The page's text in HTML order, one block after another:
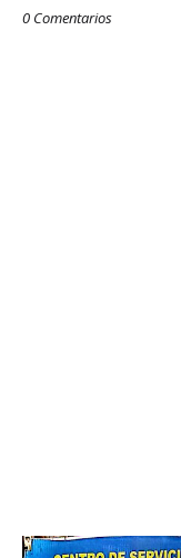
0 Comentarios